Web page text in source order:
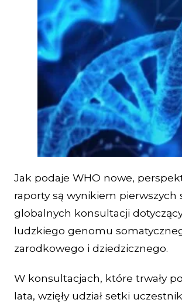
Jak podaje WHO nowe,
raporty są wynikiem pierwszych
globalnych konsultacji
ludzkiego genomu
zarodkowego i dziedzicznego.
W konsultacjach, które trwały
lata, wzięły udział setki